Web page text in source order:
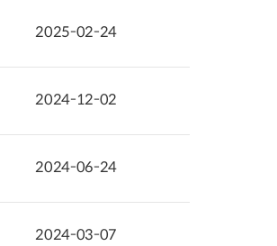
2025-02-24
2024-12-02
2024-06-24
2024-03-07